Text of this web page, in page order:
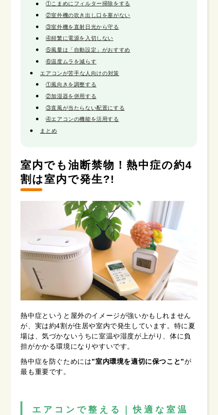
①こまめにフィルター掃除をする
②室外機の吹き出し口を塞がない
③室外機を直射日光から守る
④頻繁に電源を入切しない
⑤風量は「自動設定」がおすすめ
⑥温度ムラを減らす
エアコンが苦手な人向けの対策
①風向きを調整する
②加湿器を併用する
③直風が当たらない配置にする
④エアコンの機能を活用する
まとめ
室内でも油断禁物！熱中症の約4
割は室内で発生?!
熱中症というと屋外のイメージが強いかもしれません
が、実は約4割が住居や室内で発生しています。特に夏
場は、気づかないうちに室温や湿度が上がり、体に負
担がかかる環境になりやすいです。
熱中症を防ぐためには”室内環境を適切に保つこと”が
最も重要です。
エアコンで整える｜快適な室温